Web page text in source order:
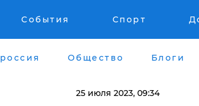
События Спорт
россия Общество Блоги
25 июля 2023, 09:34